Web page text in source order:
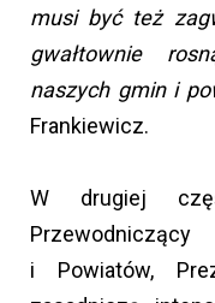
musi być też
gwałtownie
naszych gmin i
Frankiewicz.
W drugiej
i Powiatów,